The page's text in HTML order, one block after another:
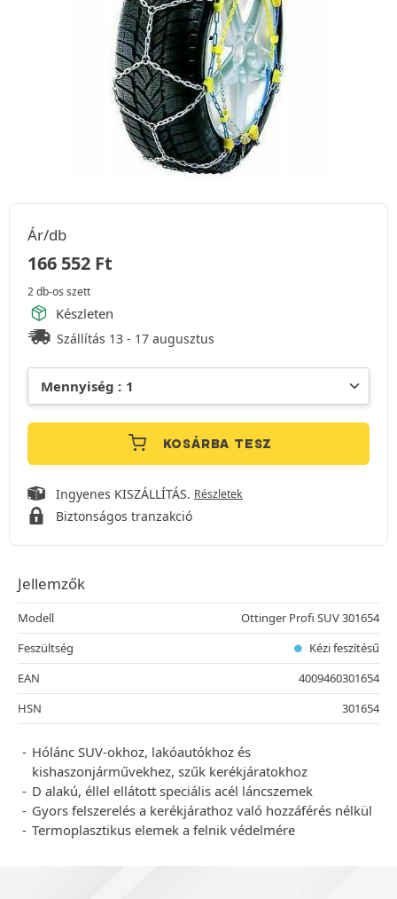
Ár/db
166 552 Ft
2 db-os szett
Készleten
Szállítás 13 - 17 augusztus
KOSÁRBA TESZ
Ingyenes KISZÁLLÍTÁS. Részletek
Biztonságos tranzakció
Jellemzők
Modell
Ottinger Profi SUV 301654
Feszültség
Kézi feszítésű
EAN
4009460301654
HSN
301654
Hólánc SUV-okhoz, lakóautókhoz és
kishaszonjárművekhez, szűk kerékjáratokhoz
D alakú, éllel ellátott speciális acél láncszemek
Gyors felszerelés a kerékjárathoz való hozzáférés nélkül
Termoplasztikus elemek a felnik védelmére